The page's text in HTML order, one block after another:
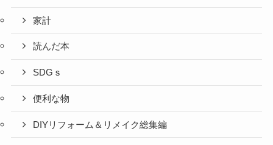
家計
読んだ本
SDGｓ
便利な物
DIYリフォーム＆リメイク総集編